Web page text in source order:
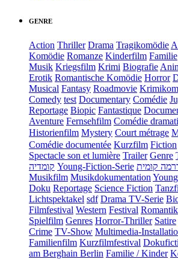
GENRE
Action Thriller Drama Tragikomödie
Komödie Romanze Kinderfilm Familie
Musik Kriegsfilm Krimi Biografie
Erotik Romantische Komödie Horror
Musical Fantasy Roadmovie
Comedy test Documentary Comédie
Reportage Biopic Fantastique
Aventure Fernsehfilm Comédie
Historienfilm Mystery Court métrage
Comédie documentée Kurzfilm Fiction
Spectacle son et lumière Trailer Genre
קומדיה Young-Fiction-Serie קומית
Musikfilm Musikdokumentation
Doku Reportage Science Fiction
Lichtspektakel sdf Drama TV-Serie
Filmfestival Western Festival Romantik
Spielfilm Genres Horror-Thriller Satire
Crime TV-Show Multimedia-
Familienfilm Kurzfilmfestival
am Berghain Berlin Familie / Kinder